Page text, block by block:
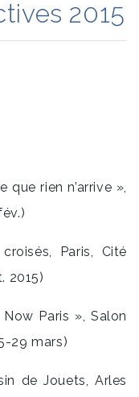
2015
que rien n’arrive »,
Paris, Cité
2015)
Paris », Salon
29 mars)
de Jouets, Arles